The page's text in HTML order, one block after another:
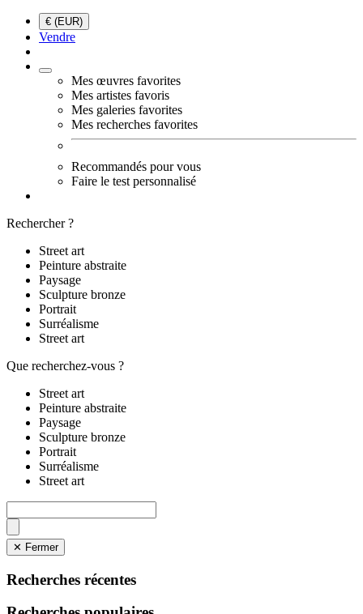
€ (EUR)
Vendre
Mes œuvres favorites
Mes artistes favoris
Mes galeries favorites
Mes recherches favorites
Recommandés pour vous
Faire le test personnalisé
Rechercher ?
Street art
Peinture abstraite
Paysage
Sculpture bronze
Portrait
Surréalisme
Street art
Que recherchez-vous ?
Street art
Peinture abstraite
Paysage
Sculpture bronze
Portrait
Surréalisme
Street art
✕ Fermer
Recherches récentes